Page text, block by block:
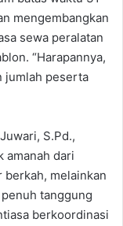
mengembangkan
sewa peralatan
“Harapannya,
jumlah peserta
S.Pd.,
amanah dari
berkah, melainkan
tanggung
berkoordinasi